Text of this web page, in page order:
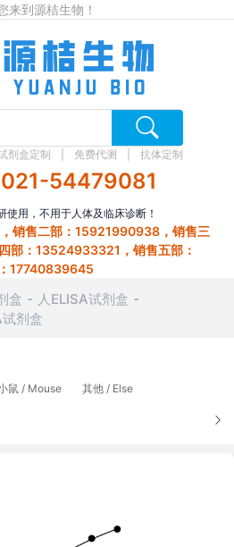
来到源桔生物！
剂盒定制 免费代测 抗体定制
021-54479081
使用，不用于人体及临床诊断！
销售二部：15921990938，销售三
部：13524933321，销售五部：
17740839645
盒
人ELISA试剂盒
剂盒
鼠 / Mouse 其他 / Else